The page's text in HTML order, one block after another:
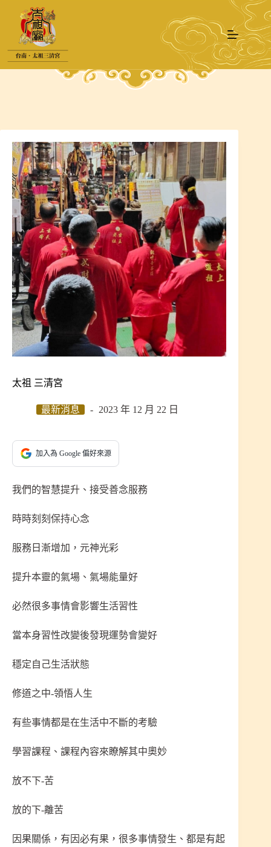
要
太祖 三清宮
最新消息 2023 年 12 月 22 日
加入為 Google 偏好來源
我們的智慧提升、接受善念服務
時時刻刻保持心念
服務日漸增加，元神光彩
提升本靈的氣場、氣場能量好
必然很多事情會影響生活習性
當本身習性改變後發現運勢會變好
穩定自己生活狀態
修道之中-領悟人生
有些事情都是在生活中不斷的考驗
學習課程、課程內容來瞭解其中奧妙
放不下-苦
放的下-離苦
因果關係，有因必有果，很多事情發生、都是有起